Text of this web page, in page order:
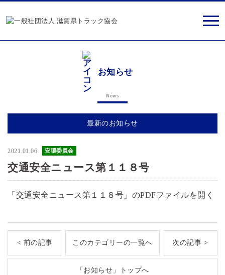
お知らせ
News
最新のお知らせ
2021.01.06 安環委員会
交通安全ニュース第１１８号
「交通安全ニュース第１１８号」のPDFファイルを開く
< 前の記事 このカテゴリーの一覧へ 次の記事 >
「お知らせ」トップへ